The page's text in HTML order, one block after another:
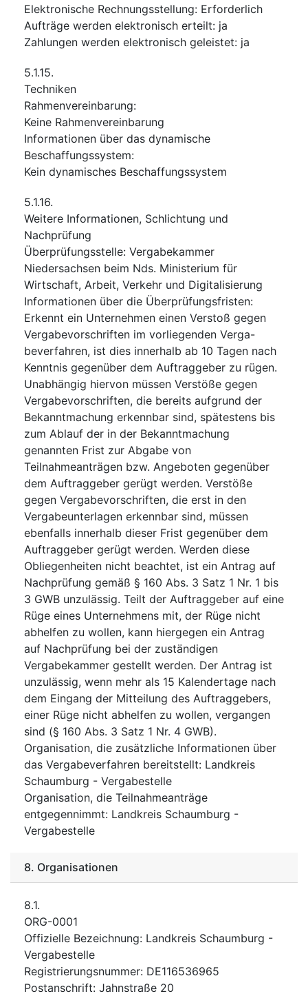
Elektronische Rechnungsstellung: Erforderlich
Aufträge werden elektronisch erteilt: ja
Zahlungen werden elektronisch geleistet: ja
5.1.15.
Techniken
Rahmenvereinbarung:
Keine Rahmenvereinbarung
Informationen über das dynamische
Beschaffungssystem:
Kein dynamisches Beschaffungssystem
5.1.16.
Weitere Informationen, Schlichtung und
Nachprüfung
Überprüfungsstelle: Vergabekammer
Niedersachsen beim Nds. Ministerium für
Wirtschaft, Arbeit, Verkehr und Digitalisierung
Informationen über die Überprüfungsfristen:
Erkennt ein Unternehmen einen Verstoß gegen
Vergabevorschriften im vorliegenden Verga-
beverfahren, ist dies innerhalb ab 10 Tagen nach
Kenntnis gegenüber dem Auftraggeber zu rügen.
Unabhängig hiervon müssen Verstöße gegen
Vergabevorschriften, die bereits aufgrund der
Bekanntmachung erkennbar sind, spätestens bis
zum Ablauf der in der Bekanntmachung
genannten Frist zur Abgabe von
Teilnahmeanträgen bzw. Angeboten gegenüber
dem Auftraggeber gerügt werden. Verstöße
gegen Vergabevorschriften, die erst in den
Vergabeunterlagen erkennbar sind, müssen
ebenfalls innerhalb dieser Frist gegenüber dem
Auftraggeber gerügt werden. Werden diese
Obliegenheiten nicht beachtet, ist ein Antrag auf
Nachprüfung gemäß § 160 Abs. 3 Satz 1 Nr. 1 bis
3 GWB unzulässig. Teilt der Auftraggeber auf eine
Rüge eines Unternehmens mit, der Rüge nicht
abhelfen zu wollen, kann hiergegen ein Antrag
auf Nachprüfung bei der zuständigen
Vergabekammer gestellt werden. Der Antrag ist
unzulässig, wenn mehr als 15 Kalendertage nach
dem Eingang der Mitteilung des Auftraggebers,
einer Rüge nicht abhelfen zu wollen, vergangen
sind (§ 160 Abs. 3 Satz 1 Nr. 4 GWB).
Organisation, die zusätzliche Informationen über
das Vergabeverfahren bereitstellt: Landkreis
Schaumburg - Vergabestelle
Organisation, die Teilnahmeanträge
entgegennimmt: Landkreis Schaumburg -
Vergabestelle
8. Organisationen
8.1.
ORG-0001
Offizielle Bezeichnung: Landkreis Schaumburg -
Vergabestelle
Registrierungsnummer: DE116536965
Postanschrift: Jahnstraße 20